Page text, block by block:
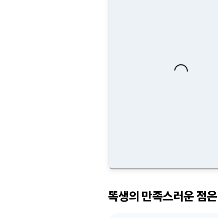
Loading...
똑생의 만족스러운 점